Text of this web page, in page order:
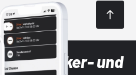
Sneaker- und